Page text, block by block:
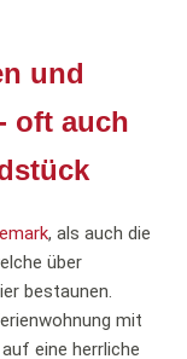
und
oft auch
, als auch die
über
bestaunen.
mit
eine herrliche